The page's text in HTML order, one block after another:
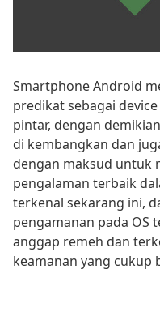
Smartphone Android
predikat sebagai
pintar, dengan
di kembangkan dan
dengan maksud untuk
pengalaman terbaik
terkenal sekarang ini,
pengamanan pada OS
anggap remeh dan
keamanan yang cukup